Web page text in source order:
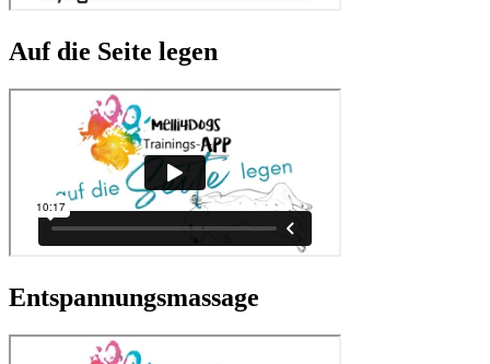
Auf die Seite legen
Entspannungsmassage